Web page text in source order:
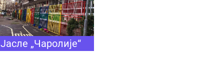
Јасле „Чаролије“